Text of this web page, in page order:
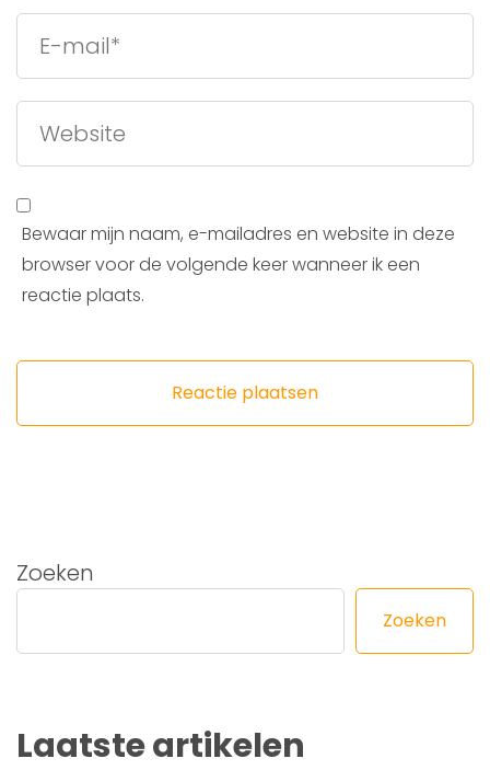
Bewaar mijn naam, e-mailadres en website in deze
browser voor de volgende keer wanneer ik een
reactie plaats.
Zoeken
Zoeken
Laatste artikelen